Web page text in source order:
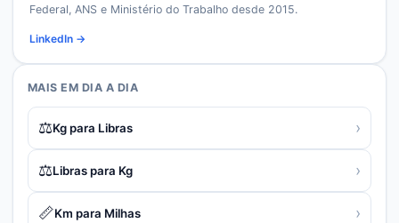
Federal, ANS e Ministério do Trabalho desde 2015.
LinkedIn →
MAIS EM DIA A DIA
⚖️Kg para Libras ›
⚖️Libras para Kg ›
📏Km para Milhas ›